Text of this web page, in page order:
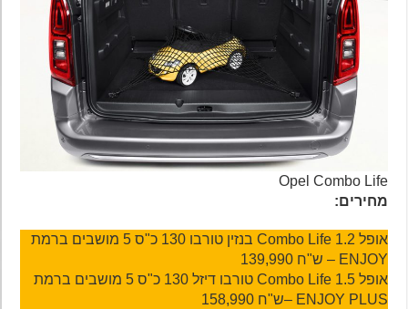
Opel Combo Life
מחירים:
אופל Combo Life 1.2 בנזין טורבו 130 כ"ס 5 מושבים ברמת
ENJOY – ש"ח 139,990
אופל Combo Life 1.5 טורבו דיזל 130 כ"ס 5 מושבים ברמת
ENJOY PLUS –ש"ח 158,990